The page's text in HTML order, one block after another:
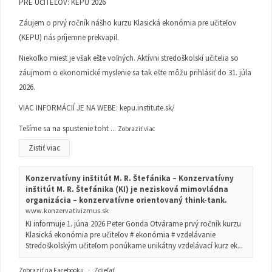
PRE UČITEĽOV: KEPU 2026
Záujem o prvý ročník nášho kurzu Klasická ekonómia pre učiteľov
(KEPU) nás príjemne prekvapil.
Niekoľko miest je však ešte voľných. Aktívni stredoškolskí učitelia so
záujmom o ekonomické myslenie sa tak ešte môžu prihlásiť do 31. júla
2026.
VIAC INFORMÁCIÍ JE NA WEBE: kepu.institute.sk/
Tešíme sa na spustenie toht ... Zobraziť viac
Zistiť viac
Konzervatívny inštitút M. R. Štefánika – Konzervatívny
inštitút M. R. Štefánika (KI) je nezisková mimovládna
organizácia – konzervatívne orientovaný think-tank.
www.konzervativizmus.sk
KI informuje 1. júna 2026 Peter Gonda Otvárame prvý ročník kurzu
Klasická ekonómia pre učiteľov # ekonómia # vzdelávanie
Stredoškolským učiteľom ponúkame unikátny vzdelávací kurz ek...